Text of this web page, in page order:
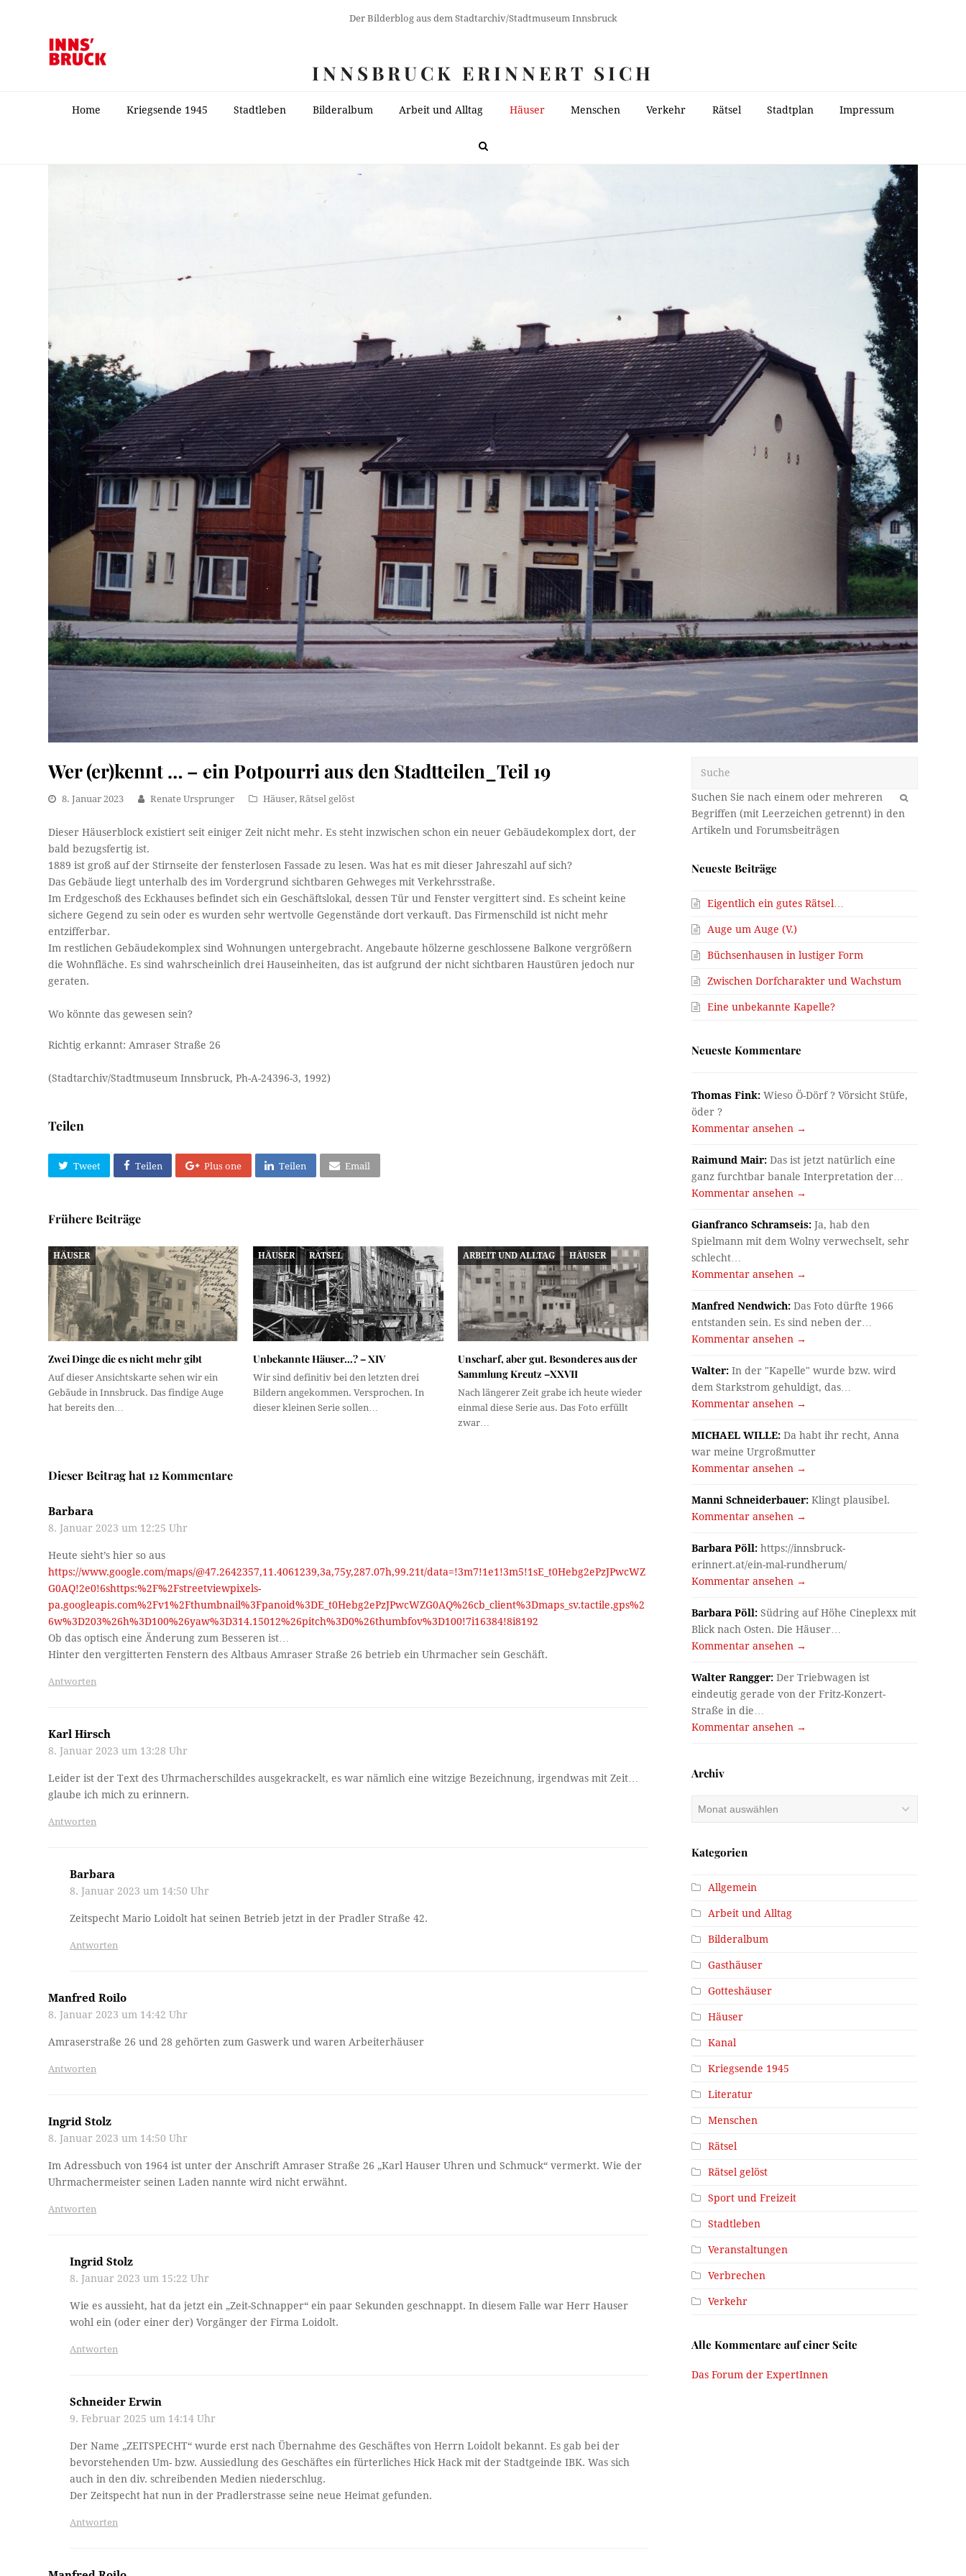
Der Bilderblog aus dem Stadtarchiv/Stadtmuseum Innsbruck
INNSBRUCK ERINNERT SICH
Home Kriegsende 1945 Stadtleben Bilderalbum Arbeit und Alltag Häuser Menschen Verkehr Rätsel Stadtplan Impressum
Wer (er)kennt … – ein Potpourri aus den Stadtteilen_Teil 19
8. Januar 2023 Renate Ursprunger Häuser,Rätsel gelöst
Dieser Häuserblock existiert seit einiger Zeit nicht mehr. Es steht inzwischen schon ein neuer Gebäudekomplex dort, der
bald bezugsfertig ist.
1889 ist groß auf der Stirnseite der fensterlosen Fassade zu lesen. Was hat es mit dieser Jahreszahl auf sich?
Das Gebäude liegt unterhalb des im Vordergrund sichtbaren Gehweges mit Verkehrsstraße.
Im Erdgeschoß des Eckhauses befindet sich ein Geschäftslokal, dessen Tür und Fenster vergittert sind. Es scheint keine
sichere Gegend zu sein oder es wurden sehr wertvolle Gegenstände dort verkauft. Das Firmenschild ist nicht mehr
entzifferbar.
Im restlichen Gebäudekomplex sind Wohnungen untergebracht. Angebaute hölzerne geschlossene Balkone vergrößern
die Wohnfläche. Es sind wahrscheinlich drei Hauseinheiten, das ist aufgrund der nicht sichtbaren Haustüren jedoch nur
geraten.
Wo könnte das gewesen sein?
Richtig erkannt: Amraser Straße 26
(Stadtarchiv/Stadtmuseum Innsbruck, Ph-A-24396-3, 1992)
Teilen
Tweet Teilen Plus one Teilen Email
Frühere Beiträge
HÄUSER
Zwei Dinge die es nicht mehr gibt
Auf dieser Ansichtskarte sehen wir ein
Gebäude in Innsbruck. Das findige Auge
hat bereits den…
HÄUSER RÄTSEL
Unbekannte Häuser…? – XIV
Wir sind definitiv bei den letzten drei
Bildern angekommen. Versprochen. In
dieser kleinen Serie sollen…
ARBEIT UND ALLTAG HÄUSER
Unscharf, aber gut. Besonderes aus der
Sammlung Kreutz –XXVII
Nach längerer Zeit grabe ich heute wieder
einmal diese Serie aus. Das Foto erfüllt
zwar…
Dieser Beitrag hat 12 Kommentare
Barbara
8. Januar 2023 um 12:25 Uhr
Heute sieht’s hier so aus
https://www.google.com/maps/@47.2642357,11.4061239,3a,75y,287.07h,99.21t/data=!3m7!1e1!3m5!1sE_t0Hebg2ePzJPwcWZ
G0AQ!2e0!6shttps:%2F%2Fstreetviewpixels-
pa.googleapis.com%2Fv1%2Fthumbnail%3Fpanoid%3DE_t0Hebg2ePzJPwcWZG0AQ%26cb_client%3Dmaps_sv.tactile.gps%2
6w%3D203%26h%3D100%26yaw%3D314.15012%26pitch%3D0%26thumbfov%3D100!7i16384!8i8192
Ob das optisch eine Änderung zum Besseren ist…
Hinter den vergitterten Fenstern des Altbaus Amraser Straße 26 betrieb ein Uhrmacher sein Geschäft.
Antworten
Karl Hirsch
8. Januar 2023 um 13:28 Uhr
Leider ist der Text des Uhrmacherschildes ausgekrackelt, es war nämlich eine witzige Bezeichnung, irgendwas mit Zeit…
glaube ich mich zu erinnern.
Antworten
Barbara
8. Januar 2023 um 14:50 Uhr
Zeitspecht Mario Loidolt hat seinen Betrieb jetzt in der Pradler Straße 42.
Antworten
Manfred Roilo
8. Januar 2023 um 14:42 Uhr
Amraserstraße 26 und 28 gehörten zum Gaswerk und waren Arbeiterhäuser
Antworten
Ingrid Stolz
8. Januar 2023 um 14:50 Uhr
Im Adressbuch von 1964 ist unter der Anschrift Amraser Straße 26 „Karl Hauser Uhren und Schmuck“ vermerkt. Wie der
Uhrmachermeister seinen Laden nannte wird nicht erwähnt.
Antworten
Ingrid Stolz
8. Januar 2023 um 15:22 Uhr
Wie es aussieht, hat da jetzt ein „Zeit-Schnapper“ ein paar Sekunden geschnappt. In diesem Falle war Herr Hauser
wohl ein (oder einer der) Vorgänger der Firma Loidolt.
Antworten
Schneider Erwin
9. Februar 2025 um 14:14 Uhr
Der Name „ZEITSPECHT“ wurde erst nach Übernahme des Geschäftes von Herrn Loidolt bekannt. Es gab bei der
bevorstehenden Um- bzw. Aussiedlung des Geschäftes ein fürterliches Hick Hack mit der Stadtgeinde IBK. Was sich
auch in den div. schreibenden Medien niederschlug.
Der Zeitspecht hat nun in der Pradlerstrasse seine neue Heimat gefunden.
Antworten
OK
Neueste Beiträge
Eigentlich ein gutes Rätsel…
Auge um Auge (V.)
Büchsenhausen in lustiger Form
Zwischen Dorfcharakter und Wachstum
Eine unbekannte Kapelle?
Neueste Kommentare
Thomas Fink: Wieso Ö-Dörf ? Vörsicht Stüfe,
öder ?
Kommentar ansehen →
Raimund Mair: Das ist jetzt natürlich eine
ganz furchtbar banale Interpretation der…
Kommentar ansehen →
Gianfranco Schramseis: Ja, hab den
Spielmann mit dem Wolny verwechselt, sehr
schlecht…
Kommentar ansehen →
Manfred Nendwich: Das Foto dürfte 1966
entstanden sein. Es sind neben der…
Kommentar ansehen →
Walter: In der "Kapelle" wurde bzw. wird
dem Starkstrom gehuldigt, das…
Kommentar ansehen →
MICHAEL WILLE: Da habt ihr recht, Anna
war meine Urgroßmutter
Kommentar ansehen →
Manni Schneiderbauer: Klingt plausibel.
Kommentar ansehen →
Barbara Pöll: https://innsbruck-
erinnert.at/ein-mal-rundherum/
Kommentar ansehen →
Barbara Pöll: Südring auf Höhe Cineplexx mit
Blick nach Osten. Die Häuser…
Kommentar ansehen →
Walter Rangger: Der Triebwagen ist
eindeutig gerade von der Fritz-Konzert-
Straße in die…
Kommentar ansehen →
Archiv
Kategorien
Allgemein
Arbeit und Alltag
Bilderalbum
Gasthäuser
Gotteshäuser
Häuser
Kanal
Kriegsende 1945
Literatur
Menschen
Rätsel
Rätsel gelöst
Sport und Freizeit
Stadtleben
Veranstaltungen
Verbrechen
Verkehr
Alle Kommentare auf einer Seite
Das Forum der ExpertInnen